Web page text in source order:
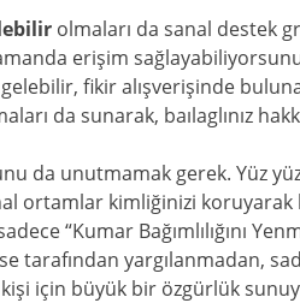
olmaları da sanal destek
erişim
fikir alışverişinde
da sunarak, baılaglınız
da unutmamak gerek. Yüz
ortamlar kimliğinizi koruyarak
“Kumar Bağımlılığını
tarafından yargılanmadan,
için büyük bir özgürlük